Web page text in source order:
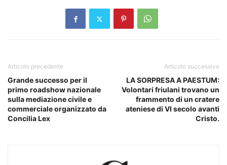
Articolo precedente
Grande successo per il
primo roadshow nazionale
sulla mediazione civile e
commerciale organizzato da
Concilia Lex
Articolo successivo
LA SORPRESA A PAESTUM:
Volontari friulani trovano un
frammento di un cratere
ateniese di VI secolo avanti
Cristo.